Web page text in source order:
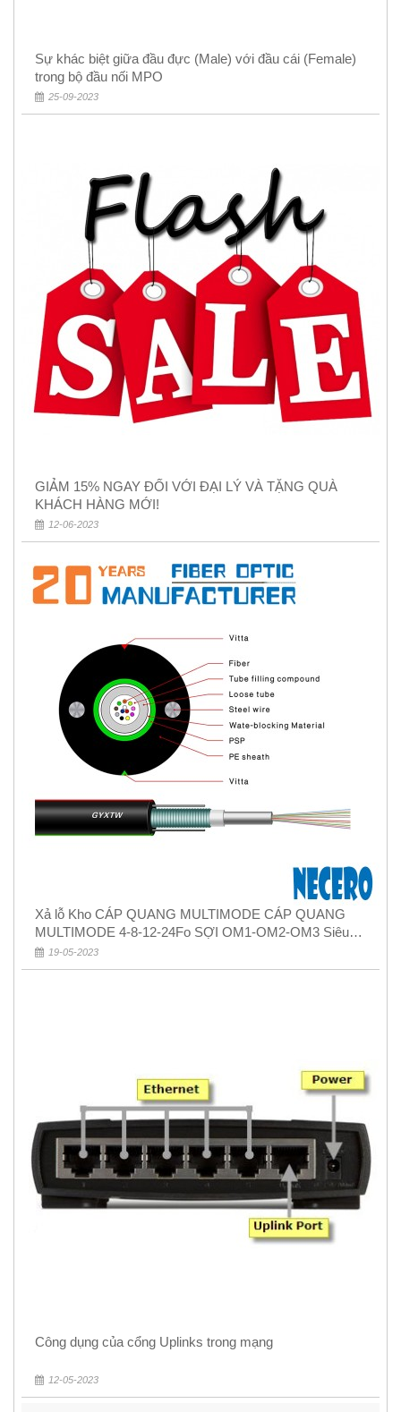
Sự khác biệt giữa đầu đực (Male) với đầu cái (Female)
trong bộ đầu nối MPO
25-09-2023
GIẢM 15% NGAY ĐỐI VỚI ĐẠI LÝ VÀ TẶNG QUÀ
KHÁCH HÀNG MỚI!
12-06-2023
Xả lỗ Kho CÁP QUANG MULTIMODE CÁP QUANG
MULTIMODE 4-8-12-24Fo SỢI OM1-OM2-OM3 Siêu
Rẻ 5k
19-05-2023
Công dụng của cổng Uplinks trong mạng
12-05-2023